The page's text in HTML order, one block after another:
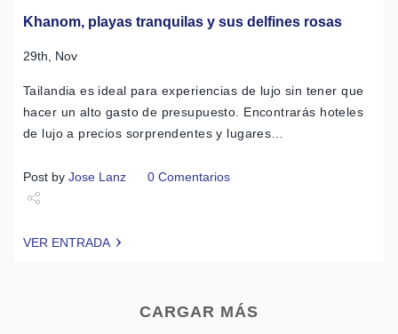
Khanom, playas tranquilas y sus delfines rosas
29th, Nov
Tailandia es ideal para experiencias de lujo sin tener que
hacer un alto gasto de presupuesto. Encontrarás hoteles
de lujo a precios sorprendentes y lugares…
Post by Jose Lanz 0 Comentarios
VER ENTRADA
CARGAR MÁS